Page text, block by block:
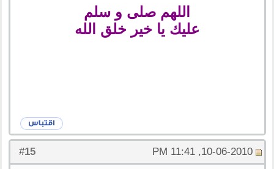
اللهم صلى و سلم
عليك يا خير خلق الله
#
15 10-06-2010, 11:41 PM